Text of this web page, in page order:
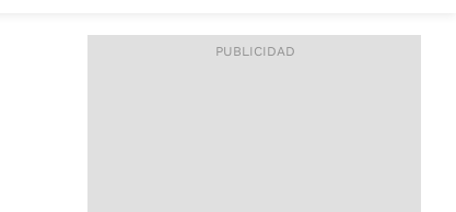
ACCESO FULL - $1.800/MES